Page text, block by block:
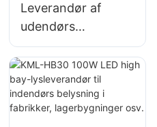
Leverandør af
udendørs
havneterminal- og
lufthavnsbelysning
KML-FL2C 1000W
LED-projektørlys